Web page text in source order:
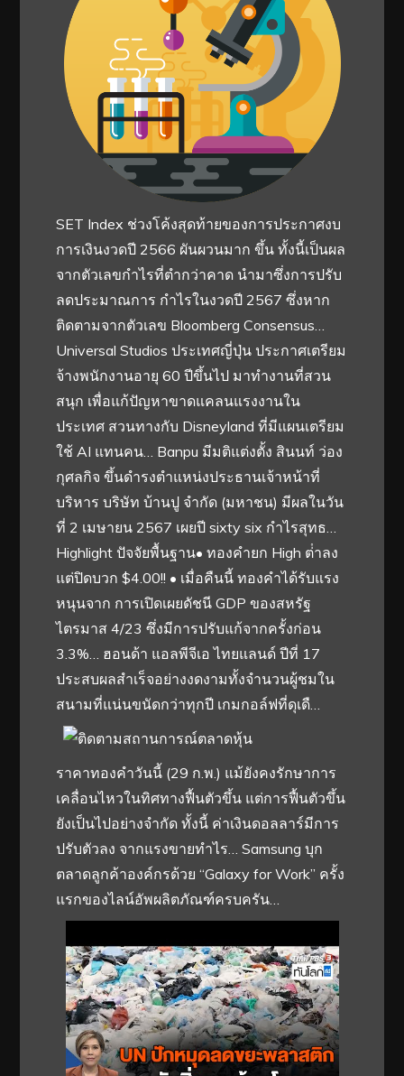
SET Index ช่วงโค้งสุดท้ายของการประกาศงบ
การเงินงวดปี 2566 ผันผวนมาก ขึ้น ทั้งนี้เป็นผล
จากตัวเลขกำไรที่ตำกว่าคาด นำมาซึ่งการปรับ
ลดประมาณการ กำไรในงวดปี 2567 ซึ่งหาก
ติดตามจากตัวเลข Bloomberg Consensus…
Universal Studios ประเทศญี่ปุ่น ประกาศเตรียม
จ้างพนักงานอายุ 60 ปีขึ้นไป มาทำงานที่สวน
สนุก เพื่อแก้ปัญหาขาดแคลนแรงงานใน
ประเทศ สวนทางกับ Disneyland ที่มีแผนเตรียม
ใช้ AI แทนคน… Banpu มีมติแต่งตั้ง สินนท์ ว่อง
กุศลกิจ ขึ้นดำรงตำแหน่งประธานเจ้าหน้าที่
บริหาร บริษัท บ้านปู จำกัด (มหาชน) มีผลในวัน
ที่ 2 เมษายน 2567 เผยปี sixty six กำไรสุทธ…
Highlight ปัจจัยพื้นฐาน• ทองคํายก High ต่ําลง
แต่ปิดบวก $4.00!! • เมื่อคืนนี้ ทองคําได้รับแรง
หนุนจาก การเปิดเผยดัชนี GDP ของสหรัฐ
ไตรมาส 4/23 ซึ่งมีการปรับแก้จากครั้งก่อน
3.3%… ฮอนด้า แอลพีจีเอ ไทยแลนด์ ปีที่ 17
ประสบผลสำเร็จอย่างงดงามทั้งจำนวนผู้ชมใน
สนามที่แน่นขนัดกว่าทุกปี เกมกอล์ฟที่ดุเดื…
ราคาทองคําวันนี้ (29 ก.พ.) แม้ยังคงรักษาการ
เคลื่อนไหวในทิศทางฟื้นตัวขึ้น แต่การฟื้นตัวขึ้น
ยังเป็นไปอย่างจํากัด ทั้งนี้ ค่าเงินดอลลาร์มีการ
ปรับตัวลง จากแรงขายทําไร… Samsung บุก
ตลาดลูกค้าองค์กรด้วย “Galaxy for Work” ครั้ง
แรกของไลน์อัพผลิตภัณฑ์ครบครัน…